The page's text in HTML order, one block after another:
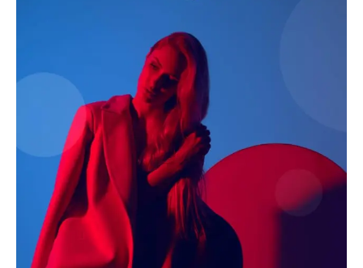
AIN NEWS 1
Contact Us
Privacy Policy
Terms of Use Agreement
Facebook
X WhatsApp
Share